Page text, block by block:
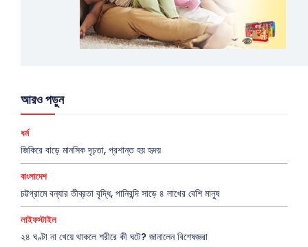
আরও পড়ুন
ধর্ম
জিকিরে বাড়ে মানসিক দৃঢ়তা, প্রশান্ত হয় হৃদয়
বাংলাদেশ
চট্টগ্রামে বন্যার তীব্রতা বৃদ্ধি, পানিবন্দি সাড়ে ৪ লাখের বেশি মানুষ
লাইফস্টাইল
২৪ ঘণ্টা না খেয়ে থাকলে শরীরে কী ঘটে? জানালেন বিশেষজ্ঞরা